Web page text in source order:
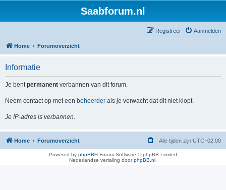
Saabforum.nl
Aanmelden
Registreer
Home Forumoverzicht
Informatie
Je bentpermanent verbannen van dit forum.
Neem contact op met een beheerder als je verwacht dat dit niet klopt.
Je IP-adres is verbannen.
Home Forumoverzicht Alle tijden zijn UTC+02:00
Powered by phpBB® Forum Software © phpBB Limited
Nederlandse vertaling doorphpBB.nl